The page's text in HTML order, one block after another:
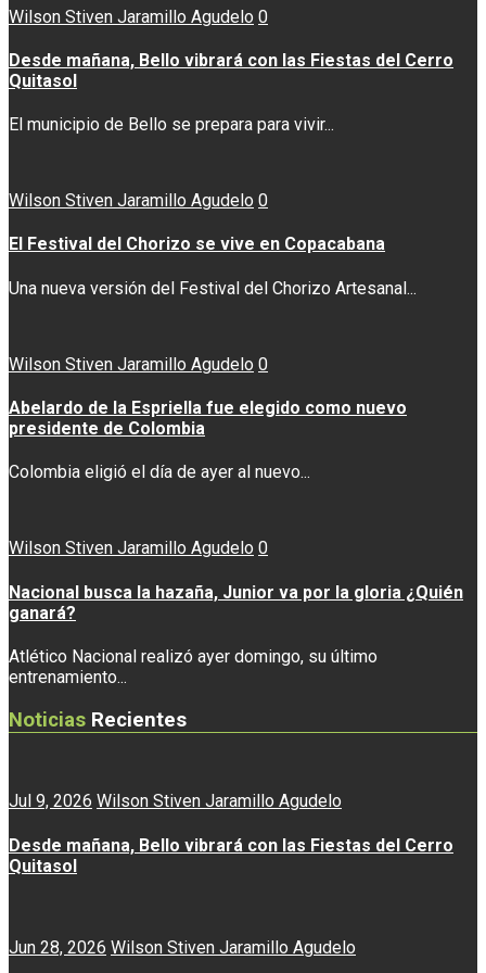
Wilson Stiven Jaramillo Agudelo 0
Desde mañana, Bello vibrará con las Fiestas del Cerro
Quitasol
El municipio de Bello se prepara para vivir...
Wilson Stiven Jaramillo Agudelo 0
El Festival del Chorizo se vive en Copacabana
Una nueva versión del Festival del Chorizo Artesanal...
Wilson Stiven Jaramillo Agudelo 0
Abelardo de la Espriella fue elegido como nuevo
presidente de Colombia
Colombia eligió el día de ayer al nuevo...
Wilson Stiven Jaramillo Agudelo 0
Nacional busca la hazaña, Junior va por la gloria ¿Quién
ganará?
Atlético Nacional realizó ayer domingo, su último
entrenamiento...
Noticias Recientes
Jul 9, 2026 Wilson Stiven Jaramillo Agudelo
Desde mañana, Bello vibrará con las Fiestas del Cerro
Quitasol
Jun 28, 2026 Wilson Stiven Jaramillo Agudelo